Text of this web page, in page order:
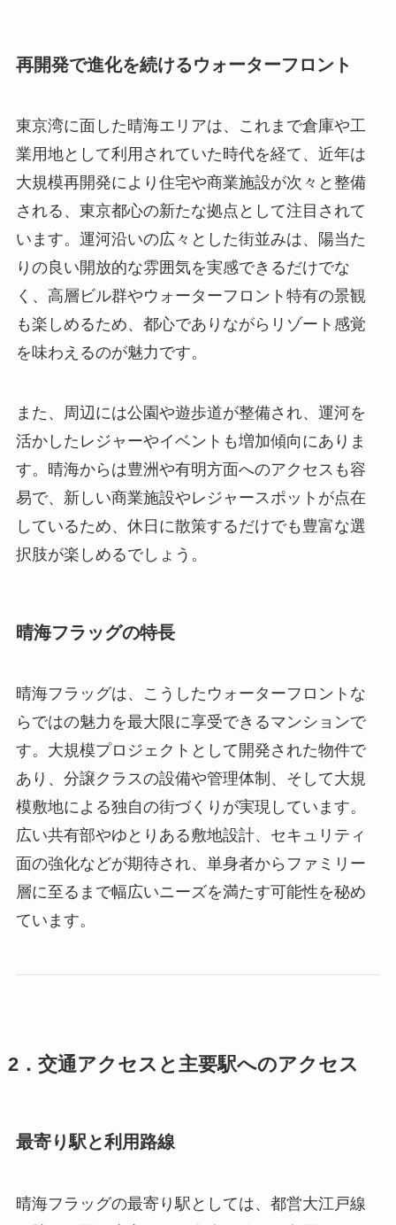
再開発で進化を続けるウォーターフロント
東京湾に面した晴海エリアは、これまで倉庫や工
業用地として利用されていた時代を経て、近年は
大規模再開発により住宅や商業施設が次々と整備
される、東京都心の新たな拠点として注目されて
います。運河沿いの広々とした街並みは、陽当た
りの良い開放的な雰囲気を実感できるだけでな
く、高層ビル群やウォーターフロント特有の景観
も楽しめるため、都心でありながらリゾート感覚
を味わえるのが魅力です。
また、周辺には公園や遊歩道が整備され、運河を
活かしたレジャーやイベントも増加傾向にありま
す。晴海からは豊洲や有明方面へのアクセスも容
易で、新しい商業施設やレジャースポットが点在
しているため、休日に散策するだけでも豊富な選
択肢が楽しめるでしょう。
晴海フラッグの特長
晴海フラッグは、こうしたウォーターフロントな
らではの魅力を最大限に享受できるマンションで
す。大規模プロジェクトとして開発された物件で
あり、分譲クラスの設備や管理体制、そして大規
模敷地による独自の街づくりが実現しています。
広い共有部やゆとりある敷地設計、セキュリティ
面の強化などが期待され、単身者からファミリー
層に至るまで幅広いニーズを満たす可能性を秘め
ています。
2．交通アクセスと主要駅へのアクセス
最寄り駅と利用路線
晴海フラッグの最寄り駅としては、都営大江戸線